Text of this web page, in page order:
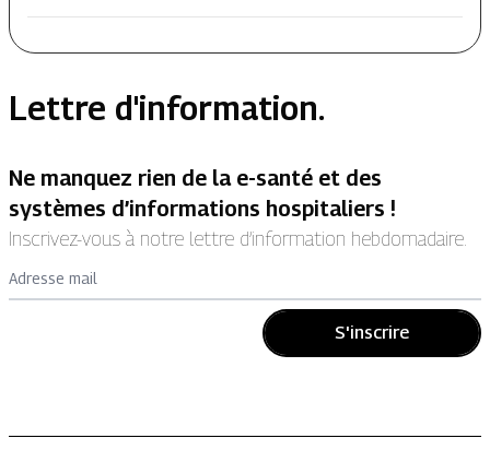
Lettre d'information.
Ne manquez rien de la e-santé et des
systèmes d’informations hospitaliers !
Inscrivez-vous à notre lettre d’information hebdomadaire.
Adresse mail
S'inscrire